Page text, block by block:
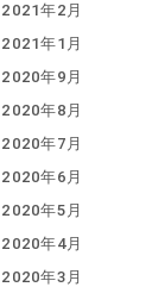
2021年2月
2021年1月
2020年9月
2020年8月
2020年7月
2020年6月
2020年5月
2020年4月
2020年3月